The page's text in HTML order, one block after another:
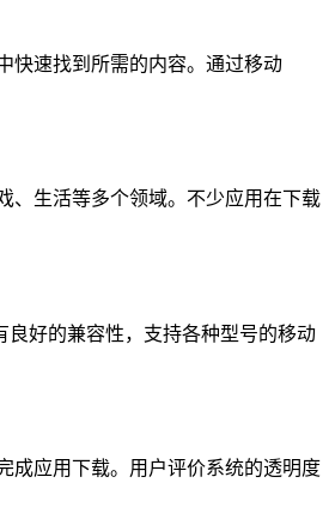
速找到所需的内容。通过移动
生活等多个领域。不少应用在下载
好的兼容性，支持各种型号的移动
应用下载。用户评价系统的透明度